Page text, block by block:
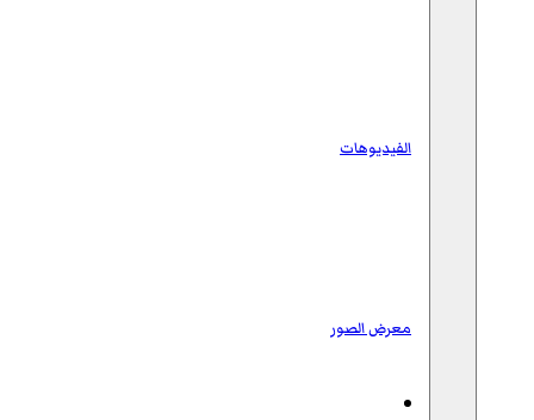
الفيديوهات
معرض الصور